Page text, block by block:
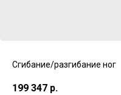
Сгибание/разгибание ног
199 347 р.